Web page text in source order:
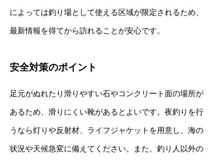
によっては釣り場として使える区域が限定されるため、
最新情報を得てから訪れることが安心です。
安全対策のポイント
足元がぬれたり滑りやすい石やコンクリート面の場所が
あるため、滑りにくい靴があるとよいです。夜釣りを行
うなら灯りや反射材、ライフジャケットを用意し、海の
状況や天候急変に備えてください。また、釣り人以外の